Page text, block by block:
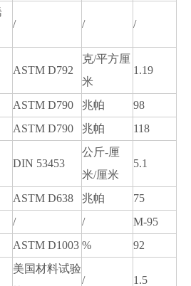
/ / /
ASTM D792
克/平方厘
米
1.19
ASTM D790 兆帕
98
ASTM D790 兆帕 118
DIN 53453
公斤-厘
米/厘米
5.1
ASTM D638 兆帕
75
/ / M-95
ASTM D1003 % 92
美国材料试验
/ 1.5